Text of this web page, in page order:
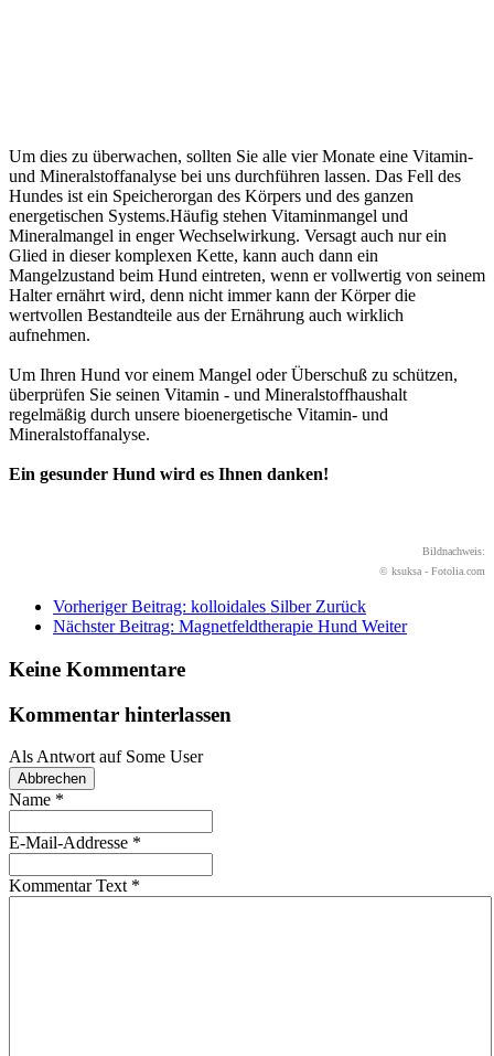
Um dies zu überwachen, sollten Sie alle vier Monate eine Vitamin-
und Mineralstoffanalyse bei uns durchführen lassen. Das Fell des
Hundes ist ein Speicherorgan des Körpers und des ganzen
energetischen Systems.Häufig stehen Vitaminmangel und
Mineralmangel in enger Wechselwirkung. Versagt auch nur ein
Glied in dieser komplexen Kette, kann auch dann ein
Mangelzustand beim Hund eintreten, wenn er vollwertig von seinem
Halter ernährt wird, denn nicht immer kann der Körper die
wertvollen Bestandteile aus der Ernährung auch wirklich
aufnehmen.
Um Ihren Hund vor einem Mangel oder Überschuß zu schützen,
überprüfen Sie seinen Vitamin - und Mineralstoffhaushalt
regelmäßig durch unsere bioenergetische Vitamin- und
Mineralstoffanalyse.
Ein gesunder Hund wird es Ihnen danken!
Bildnachweis:
© ksuksa - Fotolia.com
Vorheriger Beitrag: kolloidales Silber Zurück
Nächster Beitrag: Magnetfeldtherapie Hund Weiter
Keine Kommentare
Kommentar hinterlassen
Als Antwort auf Some User
Abbrechen
Name *
E-Mail-Addresse *
Kommentar Text*